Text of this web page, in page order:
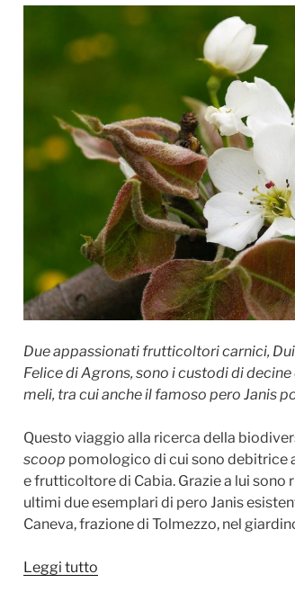
Due appassionati frutticoltori carnici,
Felice di Agrons, sono i custodi di
meli, tra cui anche il famoso pero Janis
Questo viaggio alla ricerca della
scoop pomologico di cui sono debitrice
e frutticoltore di Cabia. Grazie a lui
ultimi due esemplari di pero Janis
Caneva, frazione di Tolmezzo, nel
Leggi tutto